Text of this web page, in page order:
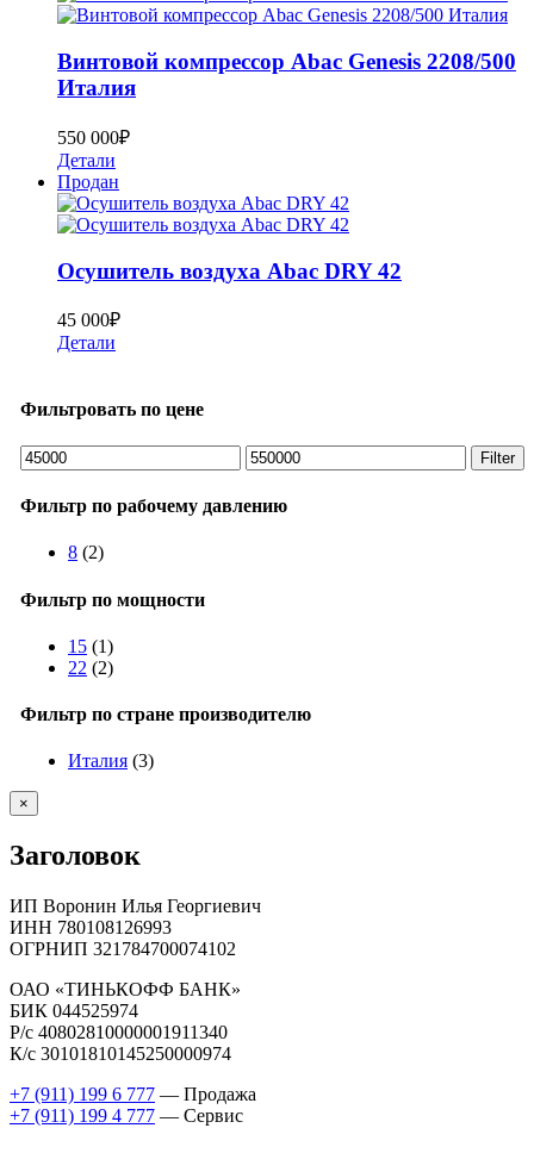
Винтовой компрессор Abac Genesis 2208/500
Италия
550 000₽
Детали
Продан
Осушитель воздуха Abac DRY 42
45 000₽
Детали
Фильтровать по цене
Min
price
Max
price
Filter
Фильтр по рабочему давлению
8 (2)
Фильтр по мощности
15 (1)
22 (2)
Фильтр по стране производителю
Италия (3)
Close
product
view
×
Заголовок
ИП Воронин Илья Георгиевич
ИНН 780108126993
ОГРНИП 321784700074102
ОАО «ТИНЬКОФФ БАНК»
БИК 044525974
Р/с 40802810000001911340
К/с 30101810145250000974
+7 (911) 199 6 777 — Продажа
+7 (911) 199 4 777 — Сервис